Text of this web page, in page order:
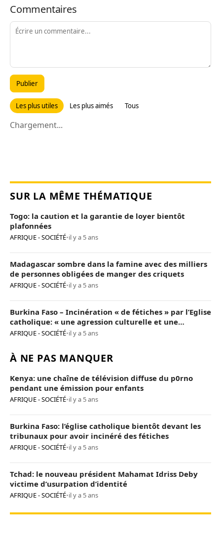
Commentaires
Publier
Les plus utiles Les plus aimés Tous
Chargement...
SUR LA MÊME THÉMATIQUE
Togo: la caution et la garantie de loyer bientôt
plafonnées
AFRIQUE - SOCIÉTÉ•il y a 5 ans
Madagascar sombre dans la famine avec des milliers
de personnes obligées de manger des criquets
AFRIQUE - SOCIÉTÉ•il y a 5 ans
Burkina Faso – Incinération « de fétiches » par l’Eglise
catholique: « une agression culturelle et une
provocation de trop »
AFRIQUE - SOCIÉTÉ•il y a 5 ans
À NE PAS MANQUER
Kenya: une chaîne de télévision diffuse du p0rno
pendant une émission pour enfants
AFRIQUE - SOCIÉTÉ•il y a 5 ans
Burkina Faso: l’église catholique bientôt devant les
tribunaux pour avoir incinéré des fétiches
AFRIQUE - SOCIÉTÉ•il y a 5 ans
Tchad: le nouveau président Mahamat Idriss Deby
victime d’usurpation d’identité
AFRIQUE - SOCIÉTÉ•il y a 5 ans